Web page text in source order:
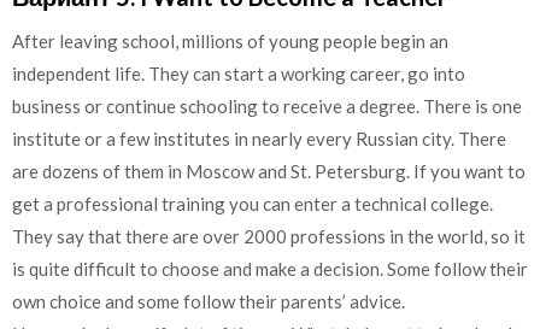
After leaving school, millions of young people begin an
independent life. They can start a working career, go into
business or continue schooling to receive a degree. There is one
institute or a few institutes in nearly every Russian city. There
are dozens of them in Moscow and St. Petersburg. If you want to
get a professional training you can enter a technical college.
They say that there are over 2000 professions in the world, so it
is quite difficult to choose and make a decision. Some follow their
own choice and some follow their parents’ advice.